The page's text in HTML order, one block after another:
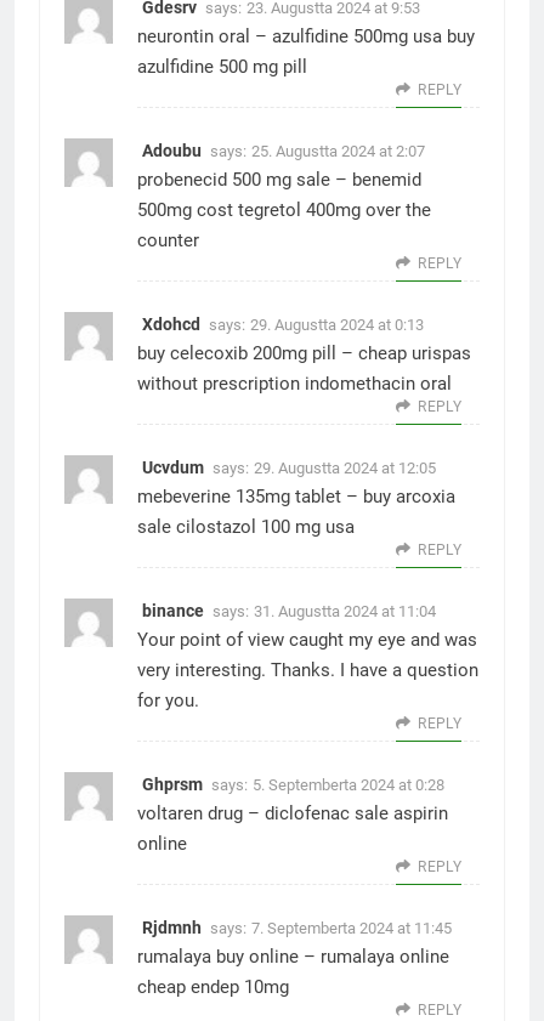
Gdesrv says: 23. Augustta 2024 at 9:53
neurontin oral – azulfidine 500mg usa buy
azulfidine 500 mg pill
REPLY
Adoubu says: 25. Augustta 2024 at 2:07
probenecid 500 mg sale – benemid
500mg cost tegretol 400mg over the
counter
REPLY
Xdohcd says: 29. Augustta 2024 at 0:13
buy celecoxib 200mg pill – cheap urispas
without prescription indomethacin oral
REPLY
Ucvdum says: 29. Augustta 2024 at 12:05
mebeverine 135mg tablet – buy arcoxia
sale cilostazol 100 mg usa
REPLY
binance says: 31. Augustta 2024 at 11:04
Your point of view caught my eye and was
very interesting. Thanks. I have a question
for you.
REPLY
Ghprsm says: 5. Septemberta 2024 at 0:28
voltaren drug – diclofenac sale aspirin
online
REPLY
Rjdmnh says: 7. Septemberta 2024 at 11:45
rumalaya buy online – rumalaya online
cheap endep 10mg
REPLY